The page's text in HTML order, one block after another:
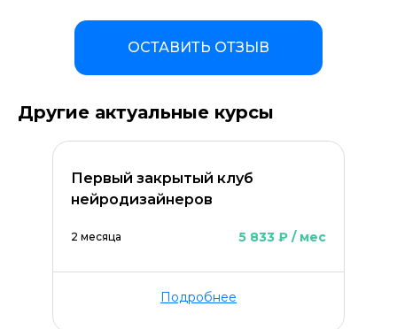
ОСТАВИТЬ ОТЗЫВ
Другие актуальные курсы
Первый закрытый клуб
нейродизайнеров
2 месяца 5 833 ₽ / мес
Подробнее